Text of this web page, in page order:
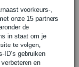
voorkeurs-,
onze 15 partners
de
in staat om je
te volgen,
ID’s gebruiken
en